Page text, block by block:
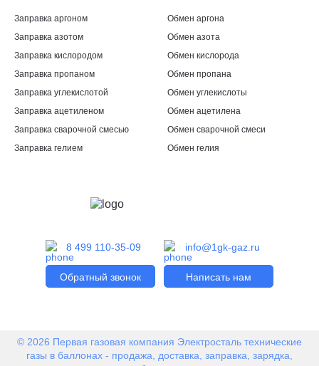
8 499 110-35-09
Обратный звонок
info@1gk-gaz.ru
Написать нам
Заправка аргоном
Заправка азотом
Заправка кислородом
Заправка пропаном
Заправка углекислотой
Заправка ацетиленом
Заправка сварочной смесью
Заправка гелием
Обмен аргона
Обмен азота
Обмен кислорода
Обмен пропана
Обмен углекислоты
Обмен ацетилена
Обмен сварочной смеси
Обмен гелия
© 2026 Первая газовая компания Электросталь технические
газы в баллонах - продажа, доставка, заправка, зарядка,